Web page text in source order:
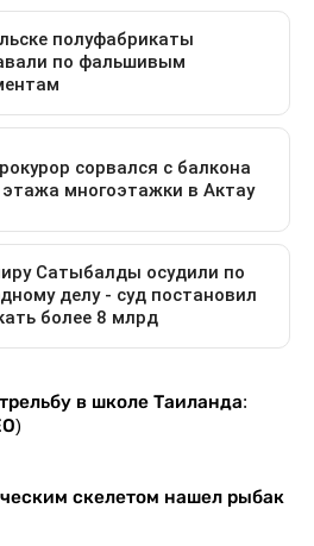
в школе Таиланда:
скелетом нашел рыбак